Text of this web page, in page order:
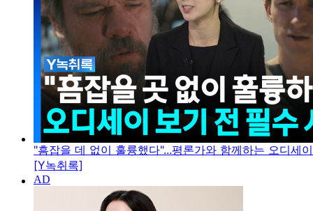
"흠잡을 데 없이 훌륭했다"...평론가와 함께하는 오디세
[Y녹취록]